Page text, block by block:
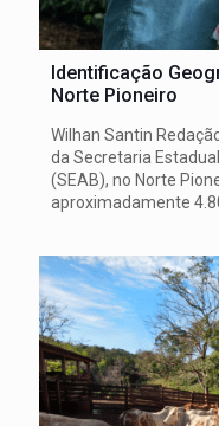
Identificação
Norte Pioneiro
Wilhan Santin
da Secretaria
(SEAB), no Norte
aproximadamente